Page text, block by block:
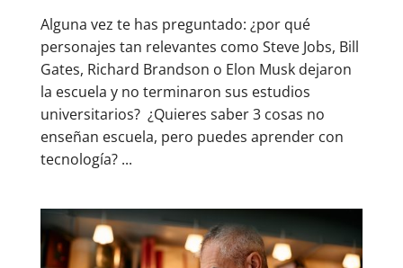
Alguna vez te has preguntado: ¿por qué
personajes tan relevantes como Steve Jobs, Bill
Gates, Richard Brandson o Elon Musk dejaron
la escuela y no terminaron sus estudios
universitarios? ¿Quieres saber 3 cosas no
enseñan escuela, pero puedes aprender con
tecnología? ...